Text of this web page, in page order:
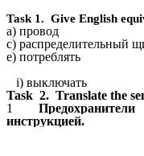
Task 1. Give English
a) провод
c)
e)
h)
i) выключать
Task 2. Translate the
1
инструкцией.